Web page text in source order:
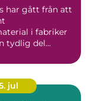
har gått från att
i fabriker
tydlig del...
jul